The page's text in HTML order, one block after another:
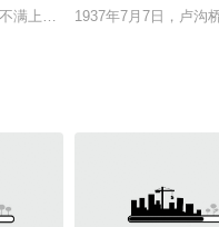
风暴：一公司的老总
满上司灰色操作惨遭“被离职”，
1937年7月7日，卢沟